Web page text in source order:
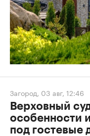
Загород, 03 авг, 12:46
Верховный
особенности
под гостевые